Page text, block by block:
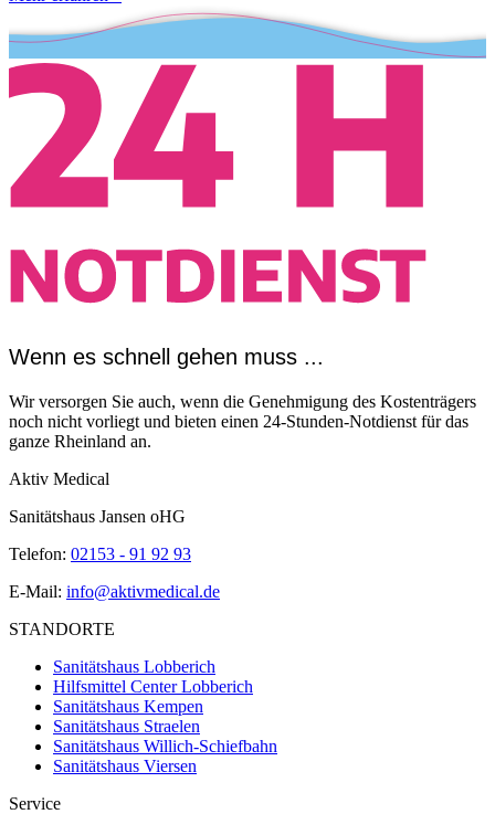
Wenn es schnell gehen muss ...
Wir versorgen Sie auch, wenn die Genehmigung des Kostenträgers
noch nicht vorliegt und bieten einen 24-Stunden-Notdienst für das
ganze Rheinland an.
Aktiv Medical
Sanitätshaus Jansen oHG
Telefon: 02153 - 91 92 93
E-Mail: info@aktivmedical.de
STANDORTE
Sanitätshaus Lobberich
Hilfsmittel Center Lobberich
Sanitätshaus Kempen
Sanitätshaus Straelen
Sanitätshaus Willich-Schiefbahn
Sanitätshaus Viersen
Service